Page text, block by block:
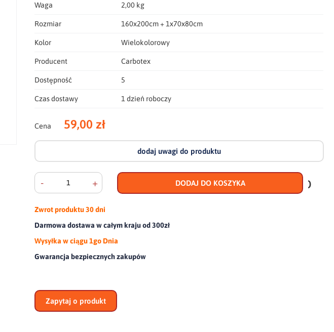
Waga 2,00 kg
Rozmiar 160x200cm + 1x70x80cm
Kolor Wielokolorowy
Producent Carbotex
Dostępność 5
Czas dostawy 1 dzień roboczy
Cena 59,00 zł
dodaj uwagi do produktu
- + DODAJ DO KOSZYKA
dodaj
do
Zwrot produktu30 dni
Darmowa dostawa w całym kraju od 300zł
Wysyłka w ciągu 1go Dnia
Gwarancja bezpiecznych zakupów
Zapytaj o produkt